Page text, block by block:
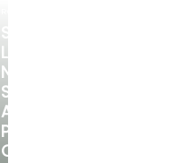
SCOPRITE
LA
NOSTRA
SELEZIONE
A
PREZZI
CONVENIENTI